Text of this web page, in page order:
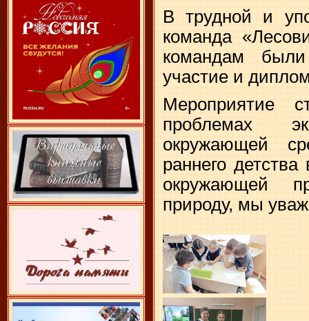
В трудной и
команда
командам
участие и
Мероприятие
проблемах
окружающей
раннего
окружающей
природу, мы